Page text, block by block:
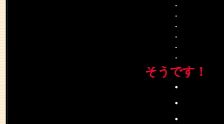
・
・
・
・
・
・
そうです！
・
・
・